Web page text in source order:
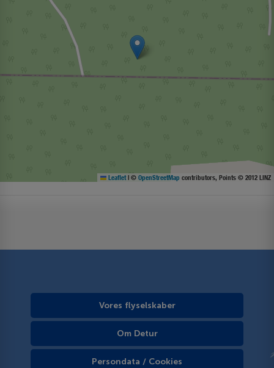
Leaflet | © OpenStreetMap contributors, Points © 2012 LINZ
Vores flyselskaber
Om Detur
Persondata / Cookies